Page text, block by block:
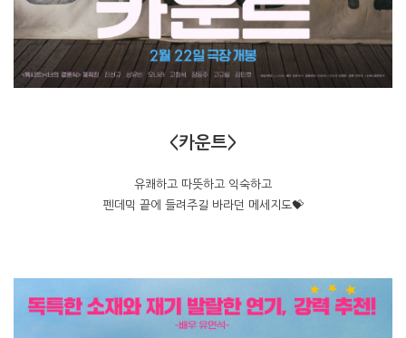
<카운트>
유쾌하고 따뜻하고 익숙하고
펜데믹 끝에 들려주길 바라던 메세지도💝